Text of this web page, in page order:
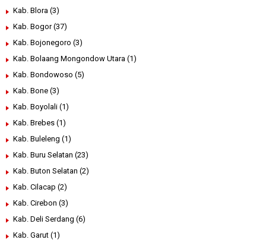
Kab. Blora (3)
Kab. Bogor (37)
Kab. Bojonegoro (3)
Kab. Bolaang Mongondow Utara (1)
Kab. Bondowoso (5)
Kab. Bone (3)
Kab. Boyolali (1)
Kab. Brebes (1)
Kab. Buleleng (1)
Kab. Buru Selatan (23)
Kab. Buton Selatan (2)
Kab. Cilacap (2)
Kab. Cirebon (3)
Kab. Deli Serdang (6)
Kab. Garut (1)